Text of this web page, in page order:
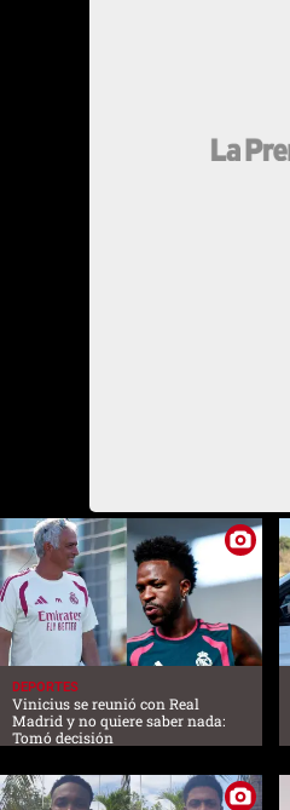
DEPORTES
Vinicius se reunió con Real
Madrid y no quiere saber nada:
Tomó decisión